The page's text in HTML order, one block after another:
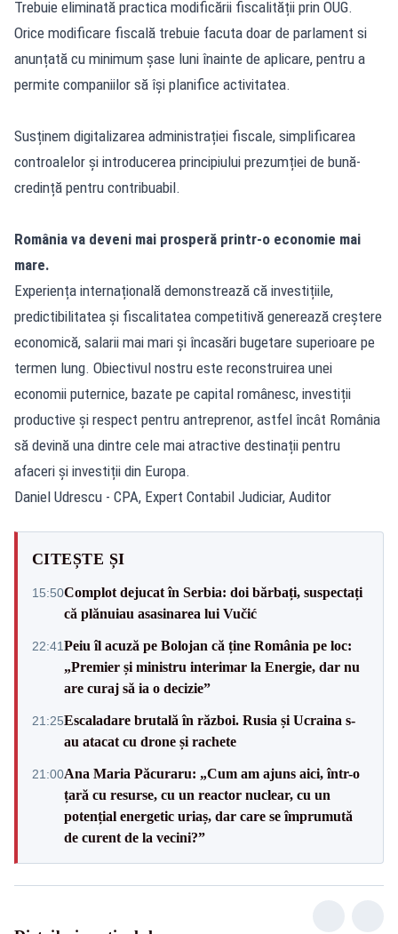
Trebuie eliminată practica modificării fiscalității prin OUG.
Orice modificare fiscală trebuie facuta doar de parlament si
anunțată cu minimum șase luni înainte de aplicare, pentru a
permite companiilor să își planifice activitatea.
Susținem digitalizarea administrației fiscale, simplificarea
controalelor și introducerea principiului prezumției de bună-
credință pentru contribuabil.
România va deveni mai prosperă printr-o economie mai
mare.
Experiența internațională demonstrează că investițiile,
predictibilitatea și fiscalitatea competitivă generează creștere
economică, salarii mai mari și încasări bugetare superioare pe
termen lung. Obiectivul nostru este reconstruirea unei
economii puternice, bazate pe capital românesc, investiții
productive și respect pentru antreprenor, astfel încât România
să devină una dintre cele mai atractive destinații pentru
afaceri și investiții din Europa.
Daniel Udrescu - CPA, Expert Contabil Judiciar, Auditor
CITEȘTE ȘI
15:50Complot dejucat în Serbia: doi bărbați, suspectați
că plănuiau asasinarea lui Vučić
22:41Peiu îl acuză pe Bolojan că ține România pe loc:
„Premier și ministru interimar la Energie, dar nu
are curaj să ia o decizie”
21:25Escaladare brutală în război. Rusia și Ucraina s-
au atacat cu drone și rachete
21:00Ana Maria Păcuraru: „Cum am ajuns aici, într-o
țară cu resurse, cu un reactor nuclear, cu un
potențial energetic uriaș, dar care se împrumută
de curent de la vecini?”